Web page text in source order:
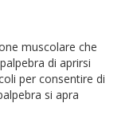
muscolare che
di aprirsi
per consentire di
si apra